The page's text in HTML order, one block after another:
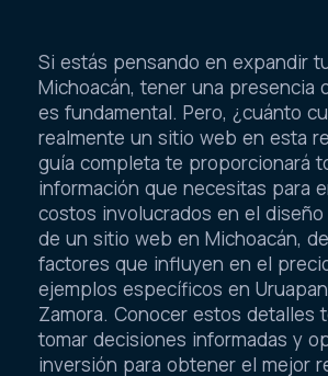
Si estás pensando en expandir
Michoacán, tener una presencia
es fundamental. Pero, ¿cuánto
realmente un sitio web en esta
guía completa te proporcionará
información que necesitas para
costos involucrados en el
de un sitio web en Michoacán,
factores que influyen en el
ejemplos específicos en
Zamora. Conocer estos detalles
tomar decisiones informadas y
inversión para obtener el mejor